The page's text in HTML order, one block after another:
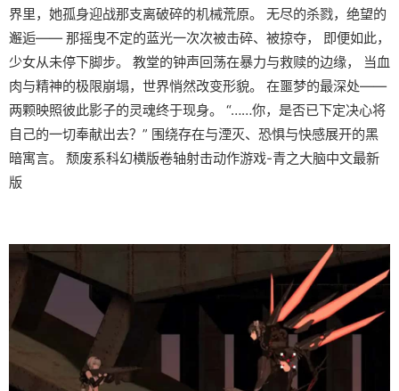
界里，她孤身迎战那支离破碎的机械荒原。 无尽的杀戮，绝望的
邂逅—— 那摇曳不定的蓝光一次次被击碎、被掠夺， 即便如此，
少女从未停下脚步。 教堂的钟声回荡在暴力与救赎的边缘， 当血
肉与精神的极限崩塌，世界悄然改变形貌。 在噩梦的最深处——
两颗映照彼此影子的灵魂终于现身。 “……你，是否已下定决心将
自己的一切奉献出去？” 围绕存在与湮灭、恐惧与快感展开的黑
暗寓言。 颓废系科幻横版卷轴射击动作游戏-青之大脑中文最新
版